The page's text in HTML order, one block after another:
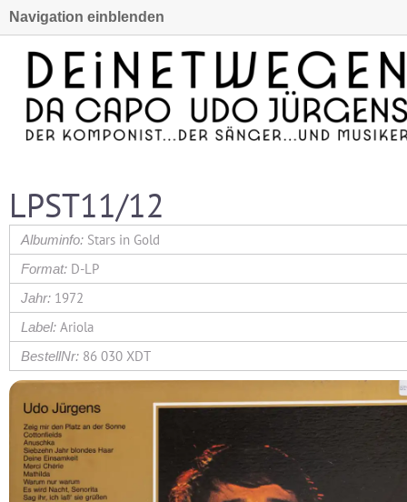
Navigation einblenden
LPST11/12
Stars in Gold
D-LP
1972
Ariola
86 030 XDT